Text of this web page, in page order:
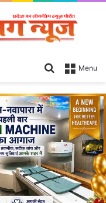
Menu
Search